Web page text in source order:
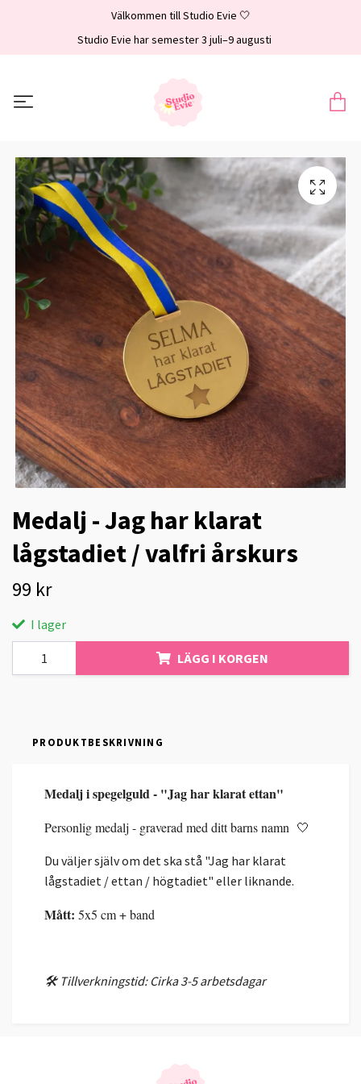
Välkommen till Studio Evie 🤍
Studio Evie har semester 3 juli–9 augusti
Medalj - Jag har klarat
lågstadiet / valfri årskurs
99 kr
I lager
LÄGG I KORGEN
PRODUKTBESKRIVNING
Medalj i spegelguld - "Jag har klarat ettan"
Personlig medalj - graverad med ditt barns namn 🤍
Du väljer själv om det ska stå "Jag har klarat
lågstadiet / ettan / högtadiet" eller liknande.
Mått: 5x5 cm + band
🛠️ Tillverkningstid: Cirka 3-5 arbetsdagar